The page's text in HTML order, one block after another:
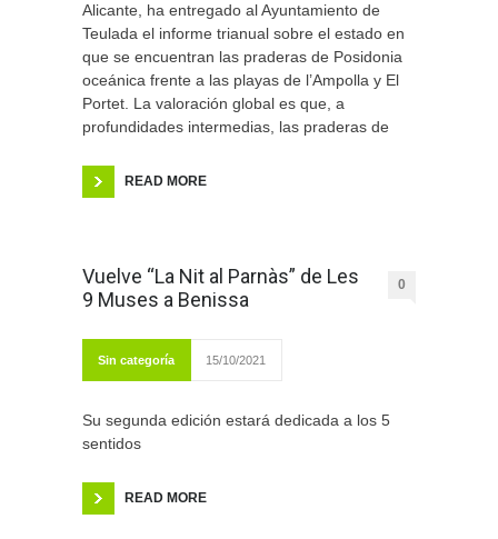
Alicante, ha entregado al Ayuntamiento de
Teulada el informe trianual sobre el estado en
que se encuentran las praderas de Posidonia
oceánica frente a las playas de l’Ampolla y El
Portet. La valoración global es que, a
profundidades intermedias, las praderas de
READ MORE
Vuelve “La Nit al Parnàs” de Les
9 Muses a Benissa
0
Sin categoría 15/10/2021
Su segunda edición estará dedicada a los 5
sentidos
READ MORE